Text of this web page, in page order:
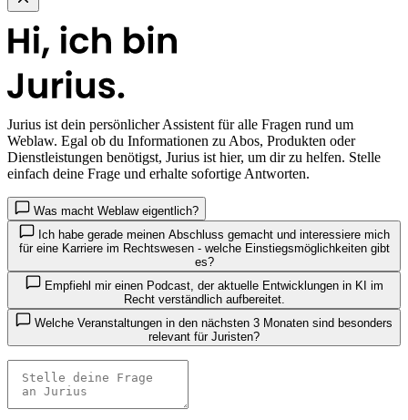
Jurius ist dein persönlicher Assistent für alle Fragen rund um
Weblaw. Egal ob du Informationen zu Abos, Produkten oder
Dienstleistungen benötigst, Jurius ist hier, um dir zu helfen. Stelle
einfach deine Frage und erhalte sofortige Antworten.
Was macht Weblaw eigentlich?
Ich habe gerade meinen Abschluss gemacht und interessiere mich
für eine Karriere im Rechtswesen - welche Einstiegsmöglichkeiten gibt
es?
Empfiehl mir einen Podcast, der aktuelle Entwicklungen in KI im
Recht verständlich aufbereitet.
relevant für Juristen?